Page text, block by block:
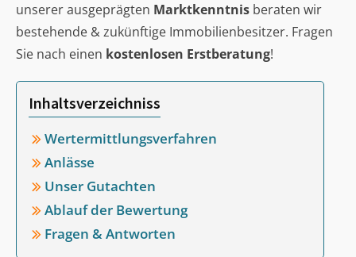
unserer ausgeprägten Marktkenntnis beraten wir
bestehende & zukünftige Immobilienbesitzer. Fragen
Sie nach einen kostenlosen Erstberatung!
Inhaltsverzeichniss
Wertermittlungsverfahren
Anlässe
Unser Gutachten
Ablauf der Bewertung
Fragen & Antworten